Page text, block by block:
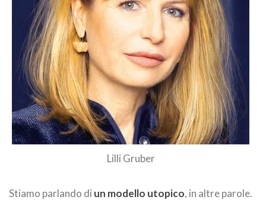
Lilli Gruber
Stiamo parlando di un modello utopico, in altre parole.